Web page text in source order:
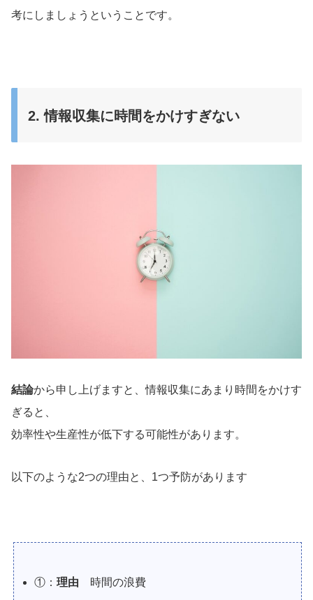
考にしましょうということです。
2. 情報収集に時間をかけすぎない
結論から申し上げますと、情報収集にあまり時間をかけす
ぎると、
効率性や生産性が低下する可能性があります。
以下のような2つの理由と、1つ予防があります
①：理由 時間の浪費